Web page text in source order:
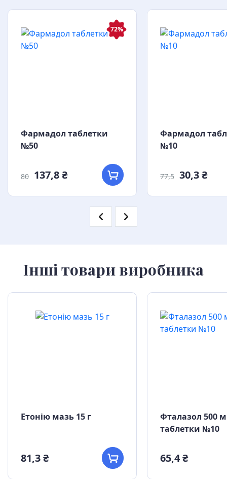
72%
Фармадол таблетки
№50
80 137,8 ₴
Фармадол
№10
77,5 30,3 ₴
Інші товари виробника
Етонію мазь 15 г
81,3 ₴
Фталазол 500
таблетки №10
65,4 ₴